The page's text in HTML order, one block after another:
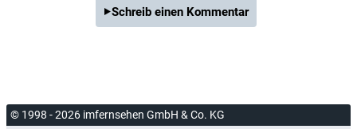
Schreib einen Kommentar
© 1998 - 2026 imfernsehen GmbH & Co. KG